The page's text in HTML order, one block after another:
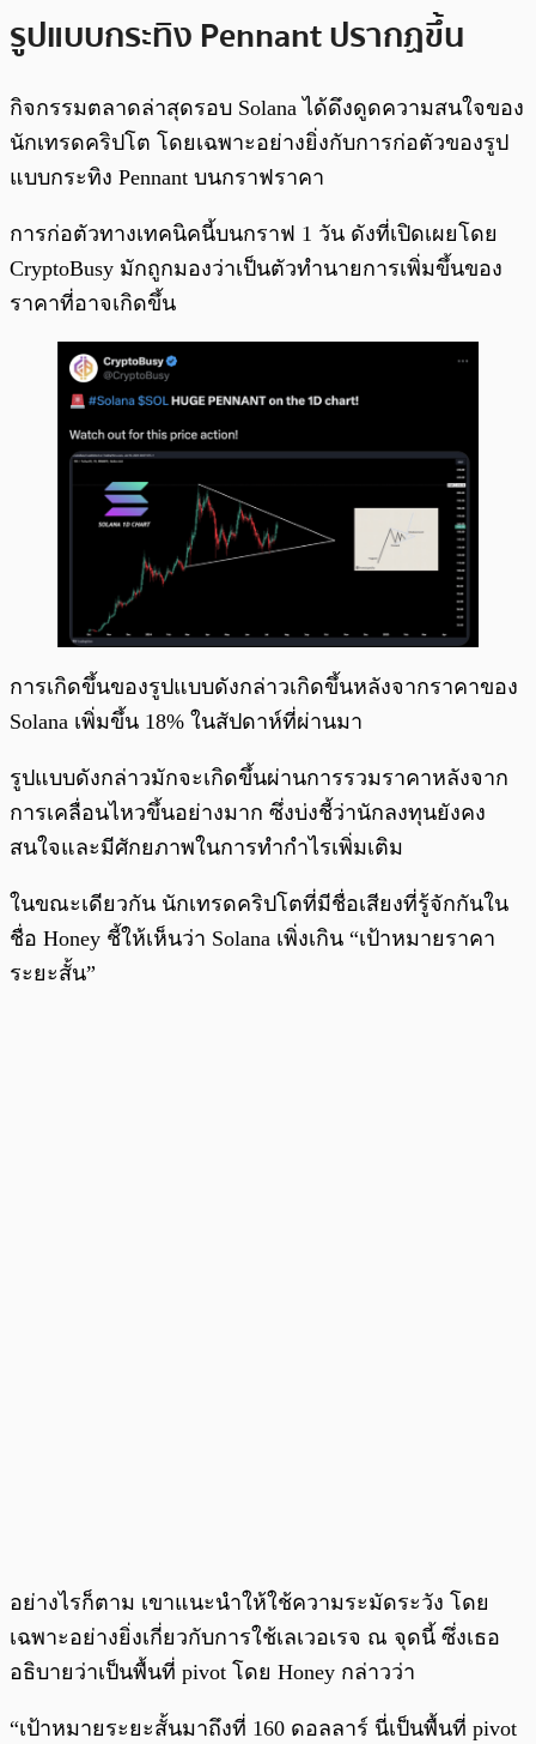
รูปแบบกระทิง Pennant ปรากฏขึ้น
กิจกรรมตลาดล่าสุดรอบ Solana ได้ดึงดูดความสนใจของ
นักเทรดคริปโต โดยเฉพาะอย่างยิ่งกับการก่อตัวของรูป
แบบกระทิง Pennant บนกราฟราคา
การก่อตัวทางเทคนิคนี้บนกราฟ 1 วัน ดังที่เปิดเผยโดย
CryptoBusy มักถูกมองว่าเป็นตัวทำนายการเพิ่มขึ้นของ
ราคาที่อาจเกิดขึ้น
การเกิดขึ้นของรูปแบบดังกล่าวเกิดขึ้นหลังจากราคาของ
Solana เพิ่มขึ้น 18% ในสัปดาห์ที่ผ่านมา
รูปแบบดังกล่าวมักจะเกิดขึ้นผ่านการรวมราคาหลังจาก
การเคลื่อนไหวขึ้นอย่างมาก ซึ่งบ่งชี้ว่านักลงทุนยังคง
สนใจและมีศักยภาพในการทำกำไรเพิ่มเติม
ในขณะเดียวกัน นักเทรดคริปโตที่มีชื่อเสียงที่รู้จักกันใน
ชื่อ Honey ชี้ให้เห็นว่า Solana เพิ่งเกิน “เป้าหมายราคา
ระยะสั้น”
อย่างไรก็ตาม เขาแนะนำให้ใช้ความระมัดระวัง โดย
เฉพาะอย่างยิ่งเกี่ยวกับการใช้เลเวอเรจ ณ จุดนี้ ซึ่งเธอ
อธิบายว่าเป็นพื้นที่ pivot โดย Honey กล่าวว่า
“เป้าหมายระยะสั้นมาถึงที่ 160 ดอลลาร์ นี่เป็นพื้นที่ pivot